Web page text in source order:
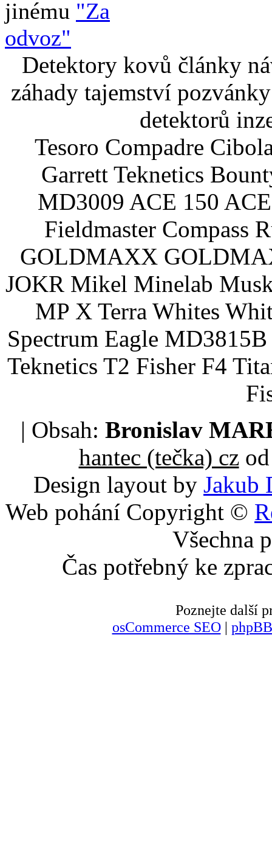
jinému "Za
odvoz"
Detektory kovů články
záhady tajemství
detektorů
Tesoro Compadre
Garrett Teknetics
MD3009 ACE 150
Fieldmaster Compass
GOLDMAXX
JOKR Mikel Minelab
MP X Terra Whites
Spectrum Eagle
Teknetics T2 Fisher F4
| Obsah: Bronislav
hantec (tečka) czod
Design layout by Jakub
Web pohání Copyright ©
Všechna
Čas potřebný ke
Poznejte další
osCommerce SEO|